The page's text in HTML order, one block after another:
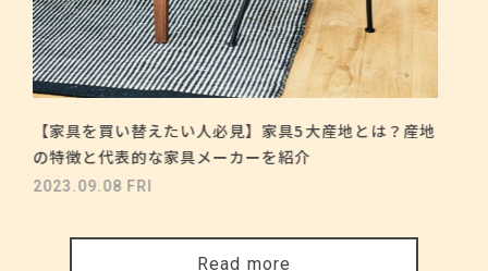
【家具を買い替えたい人必見】家具5大産地とは？産地
の特徴と代表的な家具メーカーを紹介
2023.09.08 FRI
Read more